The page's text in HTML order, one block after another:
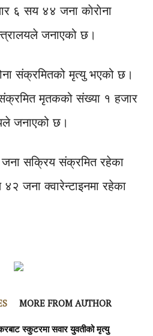
६ सय ४४ जना काेराेना
जनाएको छ।
संक्रमितको मृत्यु भएको छ।
मृतकको संख्या १ हजार
जनाएको छ।
सक्रिय संक्रमित रहेका
जना क्वारेन्टाइनमा रहेका
MORE FROM AUTHOR
स्कुटरमा सवार युवतीको मृत्यु